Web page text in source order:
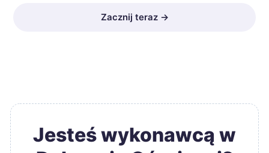
Zacznij teraz →
Jesteś wykonawcą w